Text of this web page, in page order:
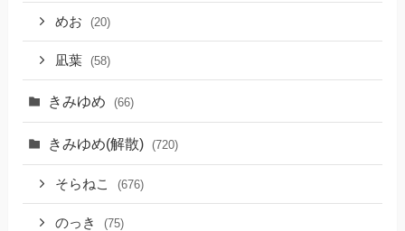
めお (20)
凪葉 (58)
きみゆめ (66)
きみゆめ(解散) (720)
そらねこ (676)
のっき (75)